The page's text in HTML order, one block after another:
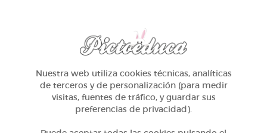
Nuestra web utiliza cookies técnicas, analíticas
de terceros y de personalización (para medir
visitas, fuentes de tráfico, y guardar sus
preferencias de privacidad).